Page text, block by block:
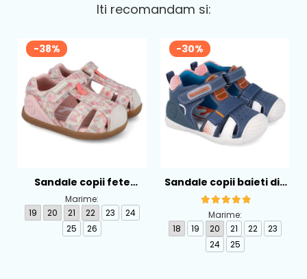
Iti recomandam si:
-38%
Sandale copii fete
calapod lat din textil
Biomecanics, Roz -
262193-A103
Marime:
19
20 21 22 23
24
25
26
-30%
Sandale copii baieti din
piele Biomecanics,
Albastru - 262124-A556
Marime:
18
19 20 21 22
23
24
25